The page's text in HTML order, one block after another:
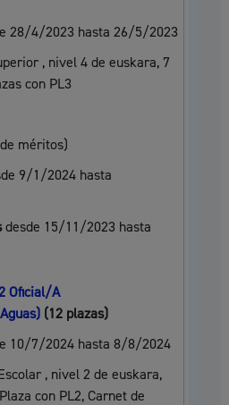
28/4/2023 hasta 26/5/2023
, nivel 4 de euskara, 7
con PL3
méritos)
9/1/2024 hasta
desde 15/11/2023 hasta
Oficial/A
(12 plazas)
10/7/2024 hasta 8/8/2024
, nivel 2 de euskara,
con PL2, Carnet de